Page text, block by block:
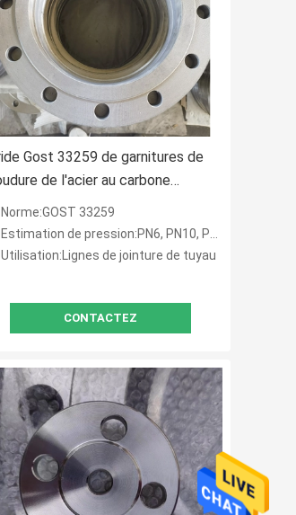
Gost 33259 de garnitures de
de l'acier au carbone
pour l'usage industriel
Norme:GOST 33259
Estimation de pression:PN6, PN10, PN16, PN25, PN40, PN64, PN100, PN160
Utilisation:Lignes de jointure de tuyau
CONTACTEZ